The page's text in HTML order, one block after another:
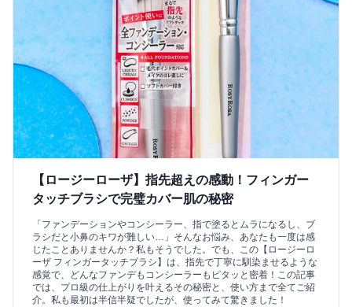
【ロージーローザ】指先超えの感動！フィンガー
タッチブラシで完璧カバー肌の秘密
「ファンデーションやコンシーラー、指で塗るとムラになるし、ブ
ラシだと小鼻のキワが難しい…」そんなお悩み、あなたも一度は感
じたことありませんか？私もそうでした。でも、この【ロージーロ
ーザ フィンガータッチブラシ】は、指先で丁寧に馴染ませるような
感覚で、どんなファンデもコンシーラーもピタッと密着！この記事
では、プロ級の仕上がりを叶えるその秘密と、使い方まで全てご紹
介。私も最初は半信半疑でしたが、使ってみて驚きました！